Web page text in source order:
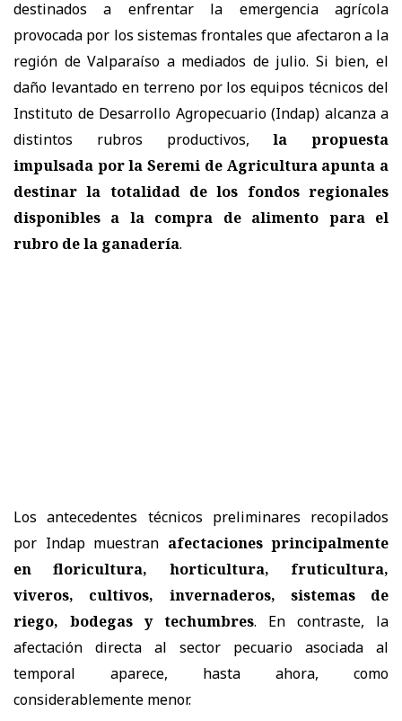
destinados a enfrentar la emergencia agrícola
provocada por los sistemas frontales que afectaron a la
región de Valparaíso a mediados de julio. Si bien, el
daño levantado en terreno por los equipos técnicos del
Instituto de Desarrollo Agropecuario (Indap) alcanza a
distintos rubros productivos,la propuesta
impulsada por la Seremi de Agricultura apunta a
destinar la totalidad de los fondos regionales
disponibles a la compra de alimento para el
rubro de la ganadería.
Los antecedentes técnicos preliminares recopilados
por Indap muestran afectaciones principalmente
en floricultura, horticultura, fruticultura,
viveros, cultivos, invernaderos, sistemas de
riego, bodegas y techumbres. En contraste, la
afectación directa al sector pecuario asociada al
temporal aparece, hasta ahora, como
considerablemente menor.